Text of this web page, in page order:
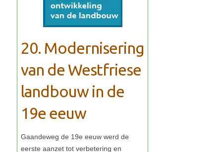
20. Modernisering
van de Westfriese
landbouw in de
19e eeuw